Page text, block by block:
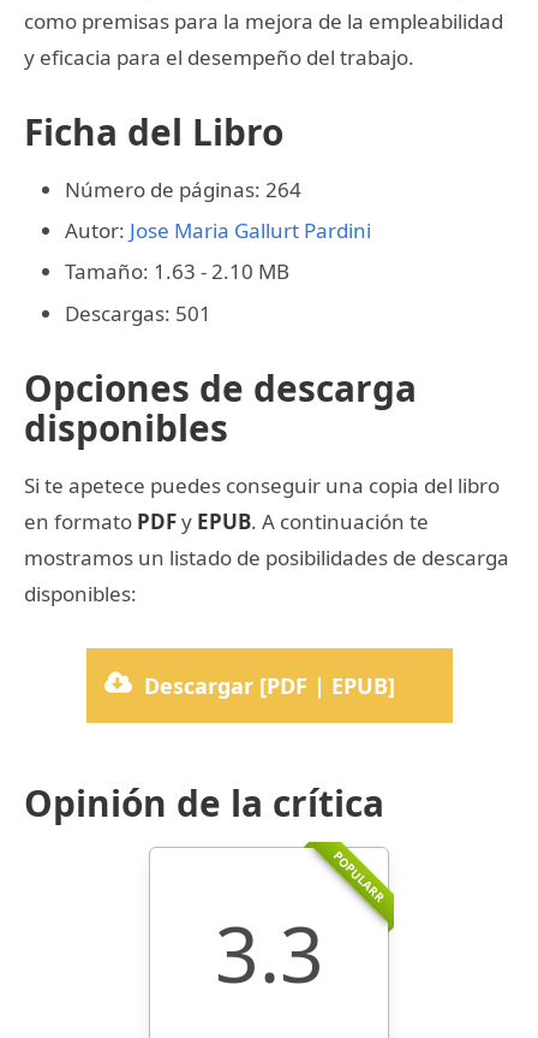
como premisas para la mejora de la empleabilidad
y eficacia para el desempeño del trabajo.
Ficha del Libro
Número de páginas: 264
Autor: Jose Maria Gallurt Pardini
Tamaño: 1.63 - 2.10 MB
Descargas: 501
Opciones de descarga
disponibles
Si te apetece puedes conseguir una copia del libro
en formato PDFy EPUB. A continuación te
mostramos un listado de posibilidades de descarga
disponibles:
Descargar [PDF | EPUB]
Opinión de la crítica
POPULARR
3.3